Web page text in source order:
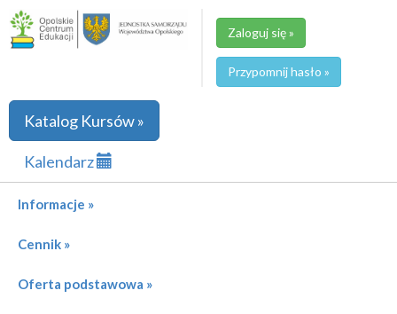
Zaloguj się »
Przypomnij hasło »
Katalog Kursów »
Kalendarz
Informacje »
Cennik »
Oferta podstawowa »